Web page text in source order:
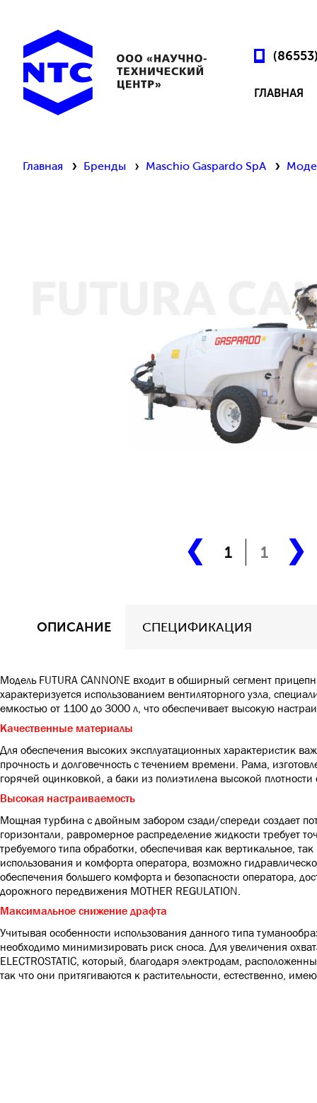
ГЛАВНАЯ
Главная Бренды Maschio Gaspardo SpA
1 1
ОПИСАНИЕ СПЕЦИФИКАЦИЯ
Модель FUTURA CANNONE входит в обширный сегмент
характеризуется использованием вентиляторного узла,
емкостью от 1100 до 3000 л, что обеспечивает высокую
Качественные материалы
Для обеспечения высоких эксплуатационных характеристик
прочность и долговечность с течением времени. Рама,
горячей оцинковкой, а баки из полиэтилена высокой
Высокая настраиваемость
Мощная турбина с двойным забором сзади/спереди создает
горизонтали, равромерное распределение жидкости требует
требуемого типа обработки, обеспечивая как вертикальное,
использования и комфорта оператора, возможно
обеспечения большего комфорта и безопасности оператора,
дорожного передвижения MOTHER REGULATION.
Максимальное снижение драфта
Учитывая особенности использования данного типа
необходимо минимизировать риск сноса. Для увеличения
ELECTROSTATIC, который, благодаря электродам,
так что они притягиваются к растительности, естественно,